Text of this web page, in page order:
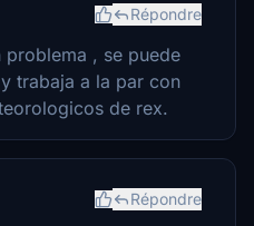
Répondre
problema , se puede
trabaja a la par con
de rex.
Répondre